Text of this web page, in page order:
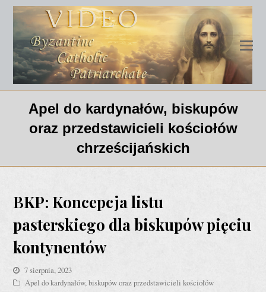
Apel do kardynałów, biskupów
oraz przedstawicieli kościołów
chrześcijańskich
BKP: Koncepcja listu
pasterskiego dla biskupów pięciu
kontynentów
7 sierpnia, 2023
Apel do kardynałów, biskupów oraz przedstawicieli kościołów